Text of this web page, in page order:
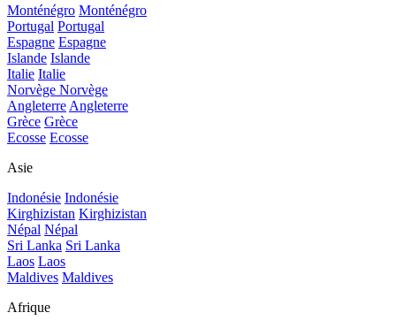
Monténégro Monténégro
Portugal Portugal
Espagne Espagne
Islande Islande
Italie Italie
Norvège Norvège
Angleterre Angleterre
Grèce Grèce
Ecosse Ecosse
Asie
Indonésie Indonésie
Kirghizistan Kirghizistan
Népal Népal
Sri Lanka Sri Lanka
Laos Laos
Maldives Maldives
Afrique